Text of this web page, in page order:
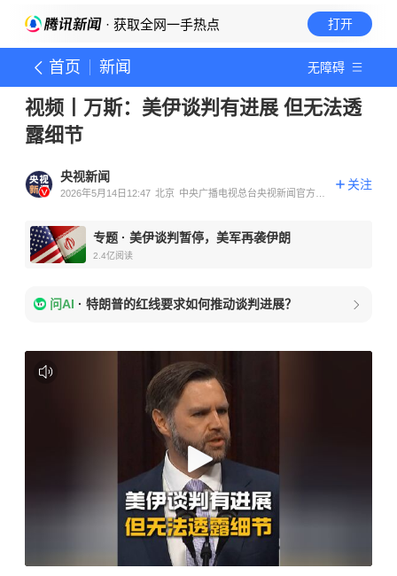
· 获取全网一手热点 打开
首页 新闻 无障碍
视频丨万斯：美伊谈判有进展 但无法透
露细节
央视新闻
2026年5月14日12:47 北京 中央广播电视总台央视新闻官方账
关注
专题 · 美伊谈判暂停，美军再袭伊朗
2.4亿阅读
问AI · 特朗普的红线要求如何推动谈判进展？